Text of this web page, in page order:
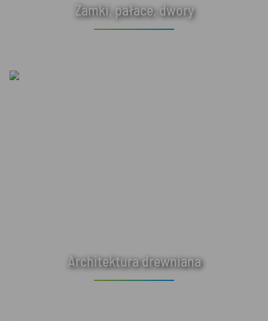
Zamki, pałace, dwory
Architektura drewniana